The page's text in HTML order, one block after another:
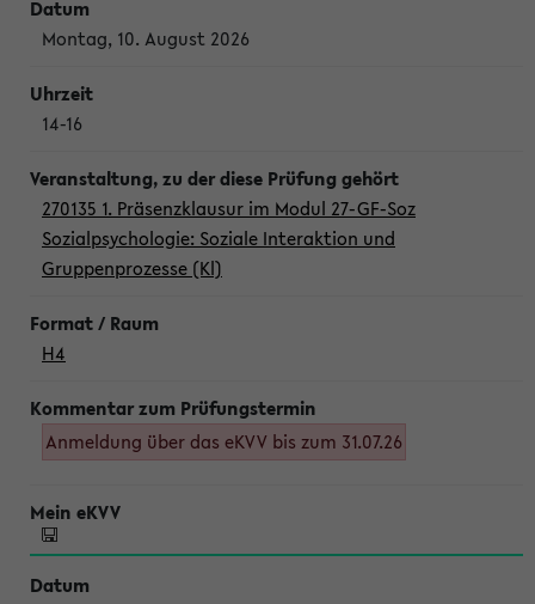
Montag, 10. August 2026
14-16
270135 1. Präsenzklausur im Modul 27-GF-Soz
Sozialpsychologie: Soziale Interaktion und
Gruppenprozesse (Kl)
H4
Anmeldung über das eKVV bis zum 31.07.26